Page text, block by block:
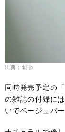
出典：tkj.jp
同時発売予定の
の雑誌の付録に
いでベージュバ